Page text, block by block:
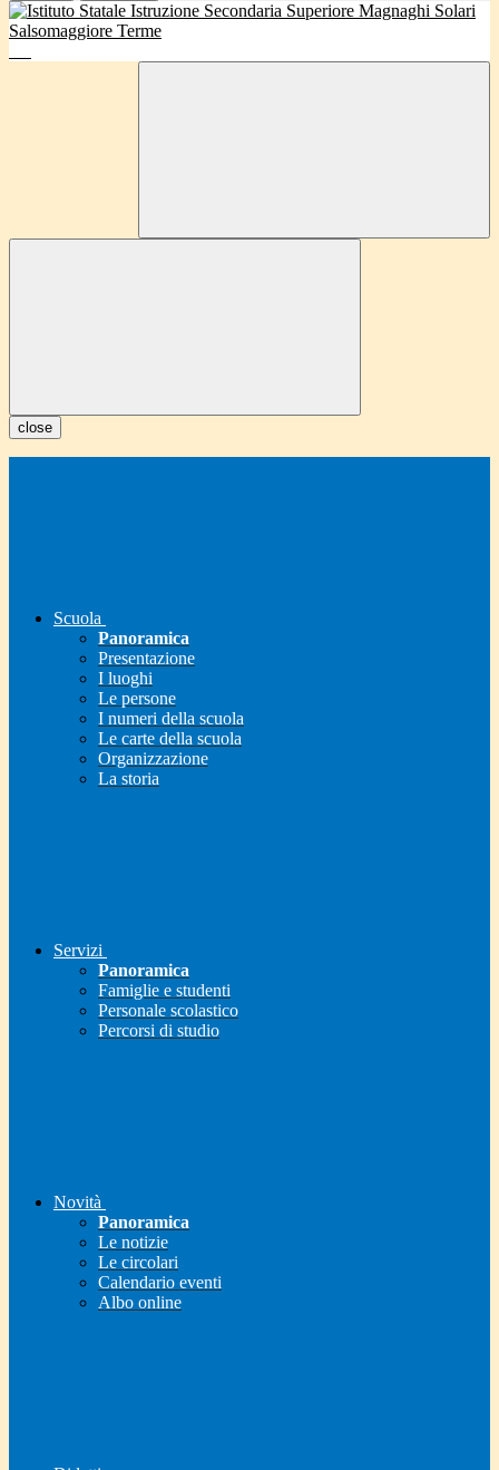
close
Scuola
Panoramica
Presentazione
I luoghi
Le persone
I numeri della scuola
Le carte della scuola
Organizzazione
La storia
Servizi
Panoramica
Famiglie e studenti
Personale scolastico
Percorsi di studio
Novità
Panoramica
Le notizie
Le circolari
Calendario eventi
Albo online